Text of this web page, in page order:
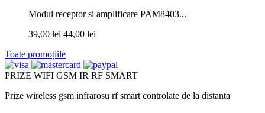
Modul receptor si amplificare PAM8403...
39,00 lei 44,00 lei
Toate promoțiile
PRIZE WIFI GSM IR RF SMART
Prize wireless gsm infrarosu rf smart controlate de la distanta